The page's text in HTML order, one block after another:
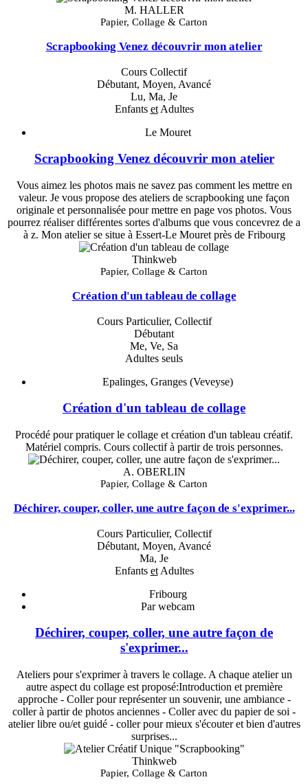
M. HALLER
Papier, Collage & Carton
Scrapbooking Venez découvrir mon atelier
Cours Collectif
Débutant, Moyen, Avancé
Lu, Ma, Je
Enfants etAdultes
Le Mouret
Scrapbooking Venez découvrir mon atelier
Vous aimez les photos mais ne savez pas comment les mettre en
valeur. Je vous propose des ateliers de scrapbooking une façon
originale et personnalisée pour mettre en page vos photos. Vous
pourrez réaliser différentes sortes d'albums que vous concevrez de a
à z. Mon atelier se situe à Essert-Le Mouret près de Fribourg
Thinkweb
Papier, Collage & Carton
Création d'un tableau de collage
Cours Particulier, Collectif
Débutant
Me, Ve, Sa
Adultes seuls
Epalinges, Granges (Veveyse)
Création d'un tableau de collage
Procédé pour pratiquer le collage et création d'un tableau créatif.
Matériel compris. Cours collectif à partir de trois personnes.
A. OBERLIN
Papier, Collage & Carton
Déchirer, couper, coller, une autre façon de s'exprimer...
Cours Particulier, Collectif
Débutant, Moyen, Avancé
Ma, Je
Enfants etAdultes
Fribourg
Par webcam
Déchirer, couper, coller, une autre façon de
s'exprimer...
Ateliers pour s'exprimer à travers le collage. A chaque atelier un
autre aspect du collage est proposé:Introduction et première
approche - Coller pour représenter un souvenir, une ambiance -
coller à partir de photos anciennes - Coller avec du papier de soi -
atelier libre ou/et guidé - coller pour mieux s'écouter et bien d'autres
surprises...
Thinkweb
Papier, Collage & Carton